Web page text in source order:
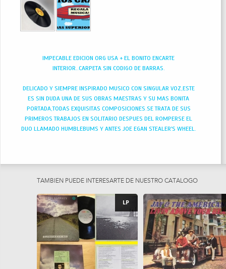
IMPECABLE EDICION ORG USA + EL BONITO ENCARTE
INTERIOR..CARPETA SIN CODIGO DE BARRAS.
DELICADO Y SIEMPRE INSPIRADO MUSICO CON SINGULAR VOZ,ESTE
ES SIN DUDA UNA DE SUS OBRAS MAESTRAS Y SU MAS BONITA
PORTADA,TODAS EXQUISITAS COMPOSICIONES.SE TRATA DE SUS
PRIMEROS TRABAJOS EN SOLITARIO DESPUES DEL ROMPERSE EL
DUO LLAMADO HUMBLEBUMS Y ANTES JOE EGAN STEALER'S WHEEL.
TAMBIEN PUEDE INTERESARTE DE NUESTRO CATÁLOGO
LP